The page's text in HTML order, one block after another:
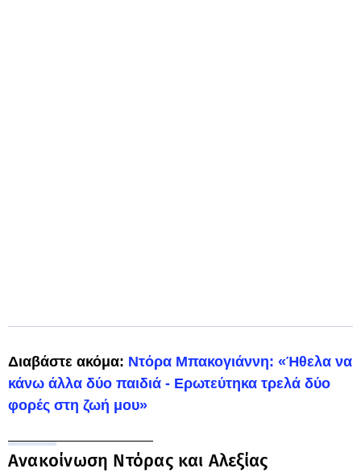
Διαβάστε ακόμα: Ντόρα Μπακογιάννη: «Ήθελα να
κάνω άλλα δύο παιδιά - Ερωτεύτηκα τρελά δύο
φορές στη ζωή μου»
Ανακοίνωση Ντόρας και Αλεξίας